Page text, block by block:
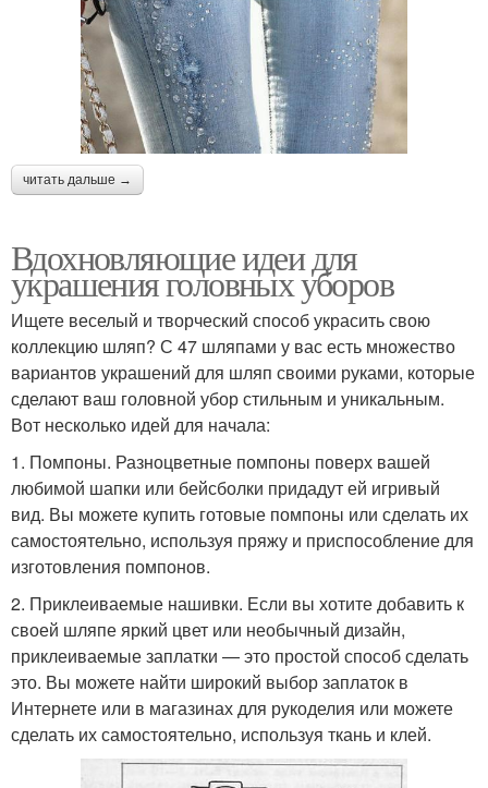
читать дальше →
Вдохновляющие идеи для
украшения головных уборов
Ищете веселый и творческий способ украсить свою
коллекцию шляп? С 47 шляпами у вас есть множество
вариантов украшений для шляп своими руками, которые
сделают ваш головной убор стильным и уникальным.
Вот несколько идей для начала:
1. Помпоны. Разноцветные помпоны поверх вашей
любимой шапки или бейсболки придадут ей игривый
вид. Вы можете купить готовые помпоны или сделать их
самостоятельно, используя пряжу и приспособление для
изготовления помпонов.
2. Приклеиваемые нашивки. Если вы хотите добавить к
своей шляпе яркий цвет или необычный дизайн,
приклеиваемые заплатки — это простой способ сделать
это. Вы можете найти широкий выбор заплаток в
Интернете или в магазинах для рукоделия или можете
сделать их самостоятельно, используя ткань и клей.